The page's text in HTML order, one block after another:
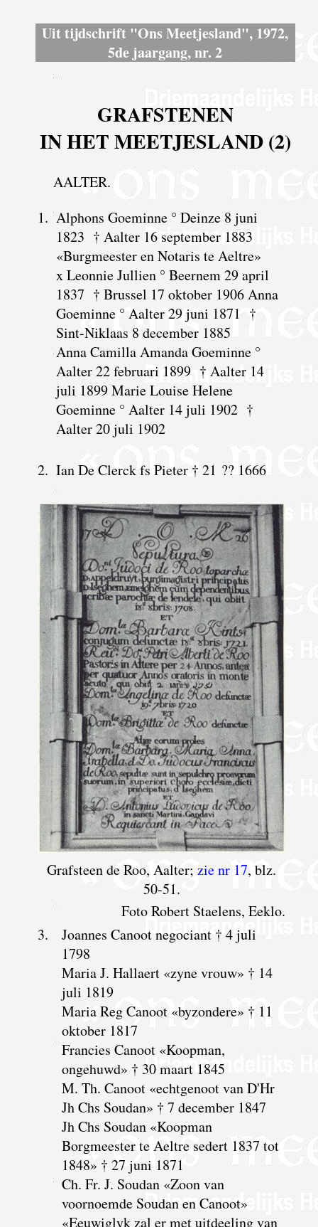
Uit tijdschrift "Ons Meetjesland", 1972,
5de jaargang, nr. 2
GRAFSTENEN
IN HET MEETJESLAND (2)
AALTER.
1. Alphons Goeminne ° Deinze 8 juni
1823 † Aalter 16 september 1883
«Burgmeester en Notaris te Aeltre»
x Leonnie Jullien ° Beernem 29 april
1837 † Brussel 17 oktober 1906 Anna
Goeminne ° Aalter 29 juni 1871 †
Sint-Niklaas 8 december 1885
Anna Camilla Amanda Goeminne °
Aalter 22 februari 1899 † Aalter 14
juli 1899 Marie Louise Helene
Goeminne ° Aalter 14 juli 1902 †
Aalter 20 juli 1902
2. Ian De Clerck fs Pieter † 21 ?? 1666
Grafsteen de Roo, Aalter;zie nr 17, blz.
50-51.
Foto Robert Staelens, Eeklo.
3.
Joannes Canoot negociant † 4 juli
1798
Maria J. Hallaert «zyne vrouw» † 14
juli 1819
Maria Reg Canoot «byzondere» † 11
oktober 1817
Francies Canoot «Koopman,
ongehuwd» † 30 maart 1845
M. Th. Canoot «echtgenoot van D'Hr
Jh Chs Soudan» † 7 december 1847
Jh Chs Soudan «Koopman
Borgmeester te Aeltre sedert 1837 tot
1848» † 27 juni 1871
Ch. Fr. J. Soudan «Zoon van
voornoemde Soudan en Canoot»
«Eeuwiglyk zal er met uitdeeling van